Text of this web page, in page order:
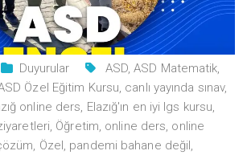
Duyurular ASD,ASD Matematik
Özel Eğitim Kursu canlı yayında sınav,
online ders Elazığ'ın en iyi lgs kursu
Öğretim online ders online
Özel pandemi bahane değil